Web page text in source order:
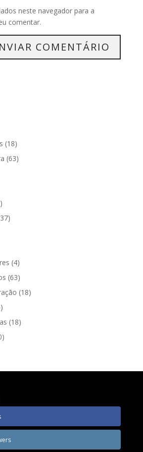
neste navegador para a
comentar.
(18)
(63)
(4)
(63)
(18)
(18)